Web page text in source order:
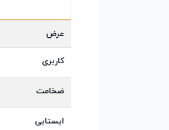
عرض
کاربری
ضخامت
ایستایی